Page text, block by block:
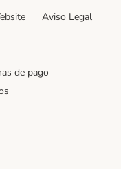
Aviso Legal
de pago